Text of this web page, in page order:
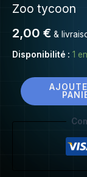
Zoo tycoon
2,00 € &
Disponibilité : 1
Zoo